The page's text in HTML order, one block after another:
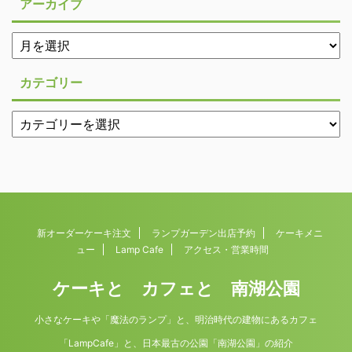
アーカイブ
カテゴリー
新オーダーケーキ注文 ランプガーデン出店予約
ケーキメニ
ュー
Lamp Cafe アクセス・営業時間
ケーキと カフェと 南湖公園
小さなケーキや「魔法のランプ」と、明治時代の建物にあるカフェ
「LampCafe」と、日本最古の公園「南湖公園」の紹介